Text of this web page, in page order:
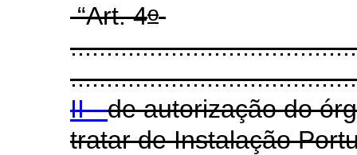
“Art. 4o
II -de autorização do
tratar de Instalação